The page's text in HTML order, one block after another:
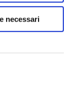
necessari